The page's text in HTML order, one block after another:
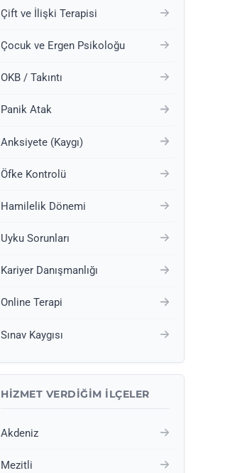
Çift ve İlişki Terapisi
Çocuk ve Ergen Psikoloğu
OKB / Takıntı
Panik Atak
Anksiyete (Kaygı)
Öfke Kontrolü
Hamilelik Dönemi
Uyku Sorunları
Kariyer Danışmanlığı
Online Terapi
Sınav Kaygısı
HIZMET VERDIĞIM İLÇELER
Akdeniz
Mezitli